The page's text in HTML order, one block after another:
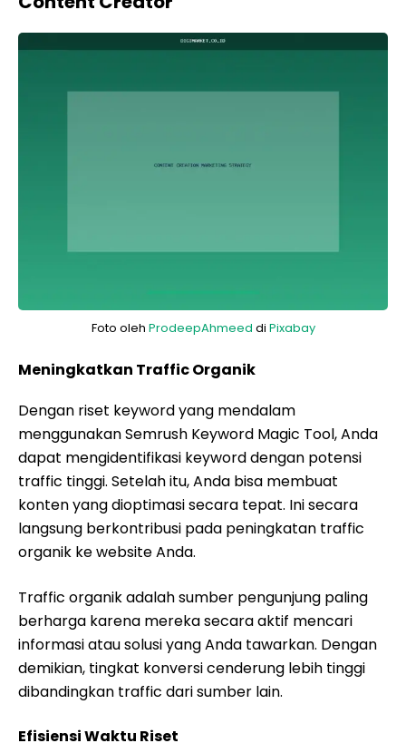
Foto oleh ProdeepAhmeed di Pixabay
Meningkatkan Traffic Organik
Dengan riset keyword yang mendalam
menggunakan Semrush Keyword Magic Tool, Anda
dapat mengidentifikasi keyword dengan potensi
traffic tinggi. Setelah itu, Anda bisa membuat
konten yang dioptimasi secara tepat. Ini secara
langsung berkontribusi pada peningkatan traffic
organik ke website Anda.
Traffic organik adalah sumber pengunjung paling
berharga karena mereka secara aktif mencari
informasi atau solusi yang Anda tawarkan. Dengan
demikian, tingkat konversi cenderung lebih tinggi
dibandingkan traffic dari sumber lain.
Efisiensi Waktu Riset